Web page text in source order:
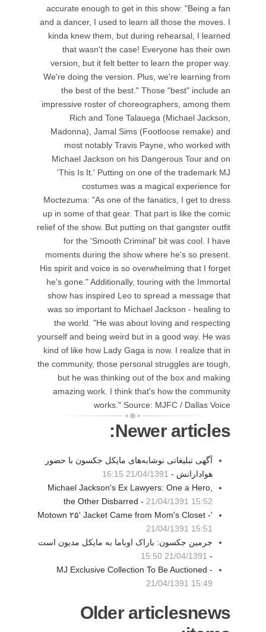
accurate enough to get in this show: "Being a fan
and a dancer, I used to learn all those the moves. I
kinda knew them, but during rehearsal, I learned
that wasn't the case! Everyone has their own
version, but it felt better to learn the proper way.
We're doing the version. Plus, we're learning from
the best of the best." Those "best" include an
impressive roster of choreographers, among them
Rich and Tone Talauega (Michael Jackson,
Madonna), Jamal Sims (Footloose remake) and
most notably Travis Payne, who worked with
Michael Jackson on his Dangerous Tour and on
'This Is It.' Putting on one of the trademark MJ
costumes was a magical experience for
Moctezuma: "As one of the fanatics, I get to dress
up in some of that gear. That part is like the comic
relief of the show. But putting on that gangster outfit
for the 'Smooth Criminal' bit was cool. I have
moments during the show where he's so present.
His spirit and voice is so overwhelming that I forget
he's gone." Additionally, touring with the Immortal
show has inspired Leo to spread a message that
was so important to Michael Jackson - healing to
the world. "He was about loving and respecting
yourself and being weird but in a good way. He was
kind of like how Lady Gaga is now. I realize that in
the community, those personal struggles are tough,
but he was thinking out of the box and making
amazing work. I think that's how the community
works." Source: MJFC / Dallas Voice
Newer articles:
آگهی تبلیغاتی نوشابه‌های مایکل جکسون با حضور
هوادارانش - 21/04/1391 16:15
Michael Jackson's Ex Lawyers: One a Hero,
the Other Disbarred - 21/04/1391 15:52
'Motown ۲۵' Jacket Came from Mom's Closet -
21/04/1391 15:51
جرمین جکسون: باراک اوباما به مایکل مدیون است
-
21/04/1391 15:50
MJ Exclusive Collection To Be Auctioned -
21/04/1391 15:49
Older articlesnews